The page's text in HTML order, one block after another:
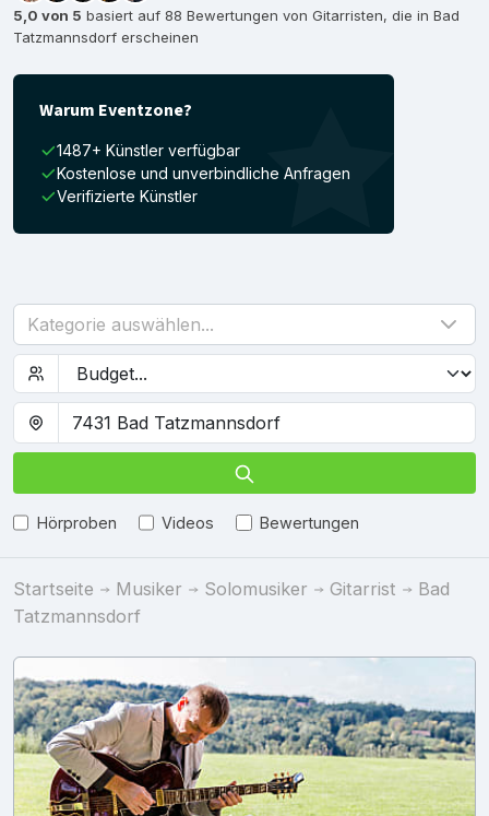
5,0 von 5 basiert auf 88 Bewertungen von Gitarristen, die in Bad
Tatzmannsdorf erscheinen
Warum Eventzone?
1487+ Künstler verfügbar
Kostenlose und unverbindliche Anfragen
Verifizierte Künstler
Kategorie auswählen...
Hörproben Videos Bewertungen
Startseite Musiker Solomusiker Gitarrist
Bad
Tatzmannsdorf